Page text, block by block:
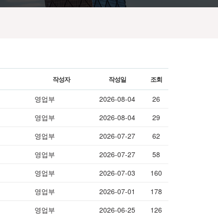
작성자 작성일 조회
영업부 2026-08-04
26
영업부
2026-08-04
29
영업부
2026-07-27
62
영업부
2026-07-27
58
영업부
2026-07-03
160
영업부
2026-07-01
178
영업부
2026-06-25 126